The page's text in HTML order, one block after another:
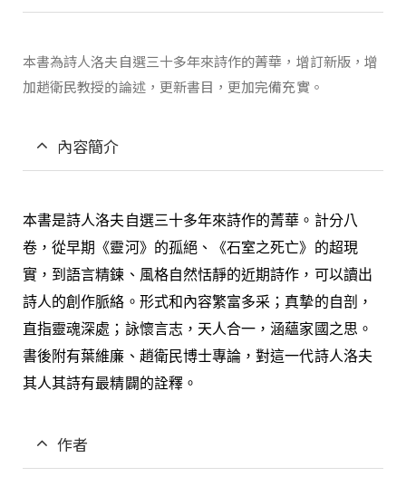
本書為詩人洛夫自選三十多年來詩作的菁華，增訂新版，增
加趙衛民教授的論述，更新書目，更加完備充實。
內容簡介
本書是詩人洛夫自選三十多年來詩作的菁華。計分八
卷，從早期《靈河》的孤絕、《石室之死亡》的超現
實，到語言精鍊、風格自然恬靜的近期詩作，可以讀出
詩人的創作脈絡。形式和內容繁富多采；真摯的自剖，
直指靈魂深處；詠懷言志，天人合一，涵蘊家國之思。
書後附有葉維廉、趙衛民博士專論，對這一代詩人洛夫
其人其詩有最精闢的詮釋。
作者